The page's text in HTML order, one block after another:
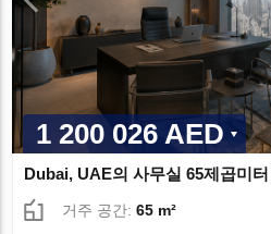
1 200 026 AED
Dubai, UAE의 사무실 65제곱미
거주 공간:65 m²